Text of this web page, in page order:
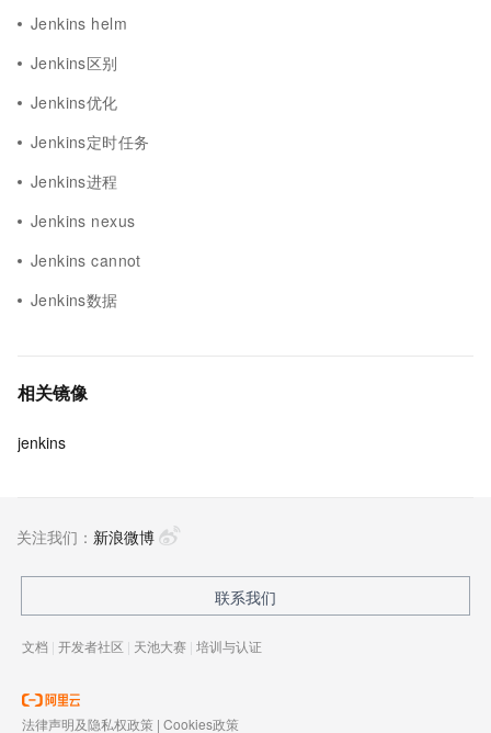
Jenkins helm
Jenkins区别
Jenkins优化
Jenkins定时任务
Jenkins进程
Jenkins nexus
Jenkins cannot
Jenkins数据
相关镜像
jenkins
关注我们： 新浪微博
联系我们
文档 | 开发者社区 | 天池大赛 | 培训与认证
法律声明及隐私权政策 | Cookies政策